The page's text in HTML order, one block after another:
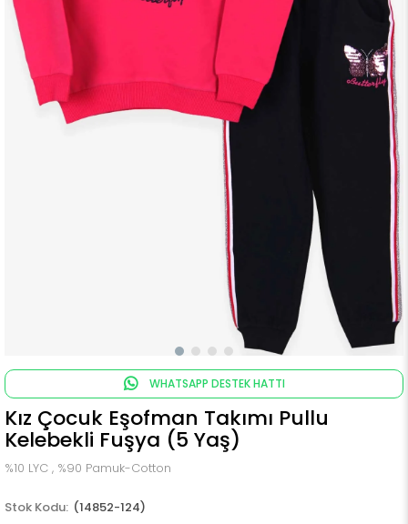
WHATSAPP DESTEK HATTI
Kız Çocuk Eşofman Takımı Pullu
Kelebekli Fuşya (5 Yaş)
%10 LYC , %90 Pamuk-Cotton
(14852-124)